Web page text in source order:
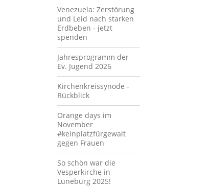
Venezuela: Zerstörung
und Leid nach starken
Erdbeben - jetzt
spenden
Jahresprogramm der
Ev. Jugend 2026
Kirchenkreissynode -
Rückblick
Orange days im
November
#keinplatzfürgewalt
gegen Frauen
So schön war die
Vesperkirche in
Lüneburg 2025!